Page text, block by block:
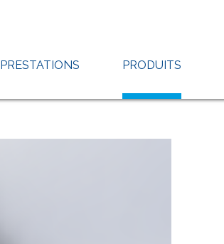
PRESTATIONS PRODUITS